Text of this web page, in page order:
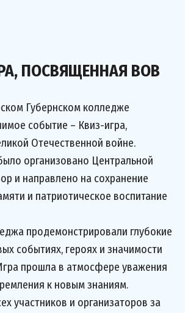
ПОСВЯЩЕННАЯ ВОВ
Губернском колледже
событие – Квиз-игра,
Отечественной войне.
организовано Центральной
и направлено на сохранение
и патриотическое воспитание
продемонстрировали глубокие
событиях, героях и значимости
прошла в атмосфере уважения
к новым знаниям.
участников и организаторов за